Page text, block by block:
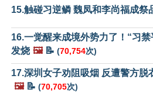
15.触碰习逆鳞 魏凤和李尚福成祭
16.一觉醒来成境外势力了！“习禁
发烧 🖼️📝 (70,754次)
17.深圳女子劝阻吸烟 反遭警方脱
🖼️📝 (70,705次)